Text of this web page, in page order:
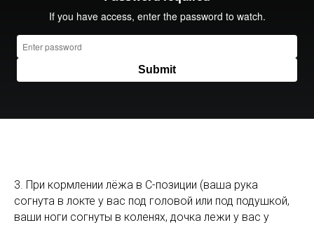
3. При кормлении лёжа в С-позиции (ваша рука
согнута в локте у вас под головой или под подушкой,
ваши ноги согнуты в коленях, дочка лежи у вас у